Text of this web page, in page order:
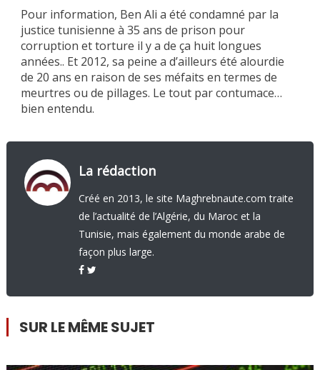
Pour information, Ben Ali a été condamné par la
justice tunisienne à 35 ans de prison pour
corruption et torture il y a de ça huit longues
années.. Et 2012, sa peine a d’ailleurs été alourdie
de 20 ans en raison de ses méfaits en termes de
meurtres ou de pillages. Le tout par contumace…
bien entendu.
La rédaction
Créé en 2013, le site Maghrebnaute.com traite
de l’actualité de l’Algérie, du Maroc et la
Tunisie, mais également du monde arabe de
façon plus large.
SUR LE MÊME SUJET